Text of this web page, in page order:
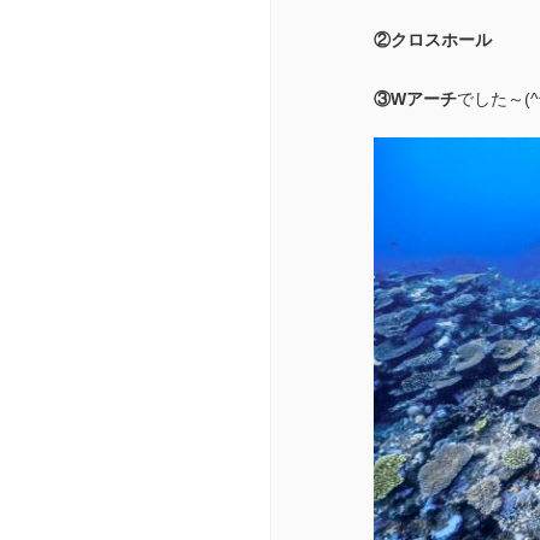
②クロスホール
③Wアーチでした～